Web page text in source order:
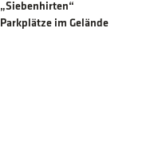
„Siebenhirten“
Parkplätze im Gelände